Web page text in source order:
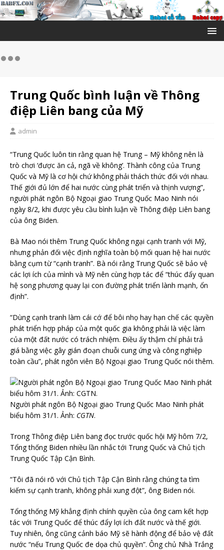
Trung Quốc bình luận về Thông
điệp Liên bang của Mỹ
admin
“Trung Quốc luôn tin rằng quan hệ Trung – Mỹ không nên là
trò chơi ‘được ăn cả, ngã về không’. Thành công của Trung
Quốc và Mỹ là cơ hội chứ không phải thách thức đối với nhau.
Thế giới đủ lớn để hai nước cùng phát triển và thịnh vượng”,
người phát ngôn Bộ Ngoại giao Trung Quốc Mao Ninh nói
ngày 8/2, khi được yêu cầu bình luận về Thông điệp Liên bang
của ông Biden.
Bà Mao nói thêm Trung Quốc không ngại cạnh tranh với Mỹ,
nhưng phản đối việc định nghĩa toàn bộ mối quan hệ hai nước
bằng cụm từ “cạnh tranh”. Bà nói rằng Trung Quốc sẽ bảo vệ
các lợi ích của mình và Mỹ nên cùng hợp tác để “thúc đẩy quan
hệ song phương quay lại con đường phát triển lành mạnh, ổn
định”.
“Dùng cạnh tranh làm cái cớ để bôi nhọ hay hạn chế các quyền
phát triển hợp pháp của một quốc gia không phải là việc làm
của một đất nước có trách nhiệm. Điều ấy thậm chí phải trả
giá bằng việc gây gián đoạn chuỗi cung ứng và công nghiệp
toàn cầu”, phát ngôn viên Bộ Ngoại giao Trung Quốc nói thêm.
Người phát ngôn Bộ Ngoại giao Trung Quốc Mao Ninh phát
biểu hôm 31/1. Ảnh: CGTN.
Trong Thông điệp Liên bang đọc trước quốc hội Mỹ hôm 7/2,
Tổng thống Biden nhiều lần nhắc tới Trung Quốc và Chủ tịch
Trung Quốc Tập Cận Bình.
“Tôi đã nói rõ với Chủ tịch Tập Cận Bình rằng chúng ta tìm
kiếm sự cạnh tranh, không phải xung đột”, ông Biden nói.
Tổng thống Mỹ khẳng định chính quyền của ông cam kết hợp
tác với Trung Quốc để thúc đẩy lợi ích đất nước và thế giới.
Tuy nhiên, ông cũng cảnh báo Mỹ sẽ hành động để bảo vệ đất
nước “nếu Trung Quốc đe dọa chủ quyền”. Ông chủ Nhà Trắng